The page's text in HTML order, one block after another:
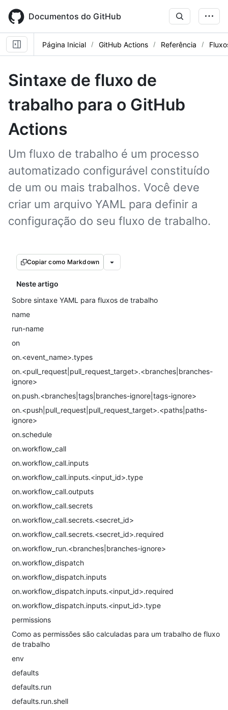
main
content
Documentos do GitHub
Página Inicial GitHub Actions Referência
Sintaxe de fluxo de
trabalho para o GitHub
Actions
Um fluxo de trabalho é um processo
automatizado configurável constituído
de um ou mais trabalhos. Você deve
criar um arquivo YAML para definir a
configuração do seu fluxo de trabalho.
Copiar como Markdown
Neste artigo
Sobre sintaxe YAML para fluxos de trabalho
name
run-name
on
on.<event_name>.types
on.<pull_request|pull_request_target>.<branches|branches-
ignore>
on.push.<branches|tags|branches-ignore|tags-ignore>
on.<push|pull_request|pull_request_target>.<paths|paths-
ignore>
on.schedule
on.workflow_call
on.workflow_call.inputs
on.workflow_call.inputs.<input_id>.type
on.workflow_call.outputs
on.workflow_call.secrets
on.workflow_call.secrets.<secret_id>
on.workflow_call.secrets.<secret_id>.required
on.workflow_run.<branches|branches-ignore>
on.workflow_dispatch
on.workflow_dispatch.inputs
on.workflow_dispatch.inputs.<input_id>.required
on.workflow_dispatch.inputs.<input_id>.type
permissions
Como as permissões são calculadas para um trabalho de fluxo
de trabalho
env
defaults
defaults.run
defaults.run.shell